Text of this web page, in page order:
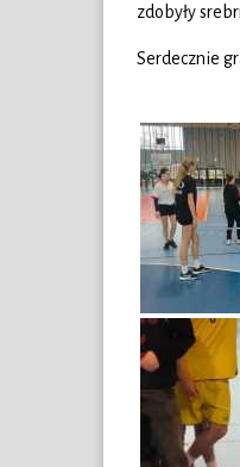
zdobyły
Serdecznie